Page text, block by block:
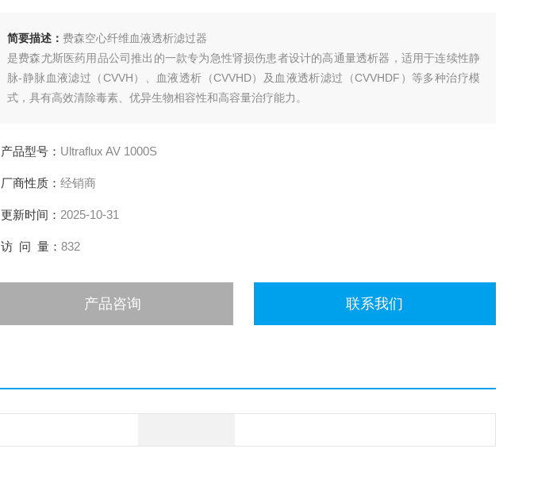
简要描述： 费森空心纤维血液透析滤过器
是费森尤斯医药用品公司推出的一款专为急性肾损伤患者设计的高通量透析器，适用于连续性静
脉-静脉血液滤过（CVVH）、血液透析（CVVHD）及血液透析滤过（CVVHDF）等多种治疗模
式，具有高效清除毒素、优异生物相容性和高容量治疗能力。
产品型号： Ultraflux AV 1000S
厂商性质： 经销商
更新时间： 2025-10-31
访 问 量： 832
产品咨询 联系我们